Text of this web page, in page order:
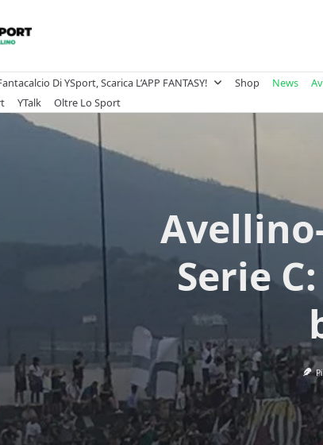
Di YSport, Scarica L’APP FANTASY! Shop News
YTalk Oltre Lo Sport
Serie